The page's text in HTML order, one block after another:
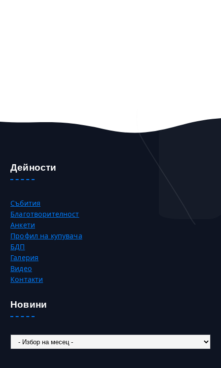
Дейности
Събития
Благотворителност
Анкети
Профил на купувача
БДП
Галерия
Видео
Контакти
Новини
Новини